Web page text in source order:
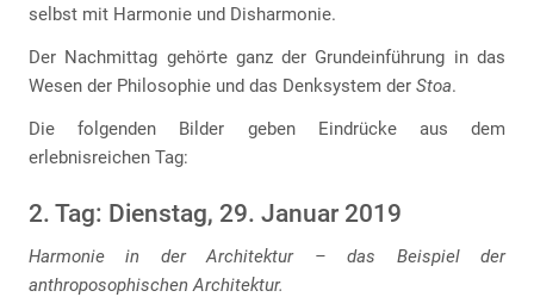
selbst mit Harmonie und Disharmonie.
Der Nachmittag gehörte ganz der Grundeinführung in das
Wesen der Philosophie und das Denksystem der Stoa.
Die folgenden Bilder geben Eindrücke aus dem
erlebnisreichen Tag:
2. Tag: Dienstag, 29. Januar 2019
Harmonie in der Architektur – das Beispiel der
anthroposophischen Architektur.